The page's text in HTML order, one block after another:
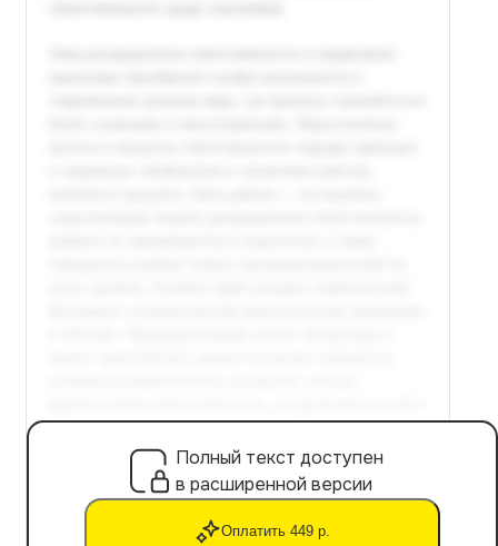
Полный текст доступен
в расширенной версии
Оплатить 449 р.